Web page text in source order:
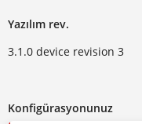
Yazılım rev.
3.1.0 device revision 3
Konfigürasyonunuz